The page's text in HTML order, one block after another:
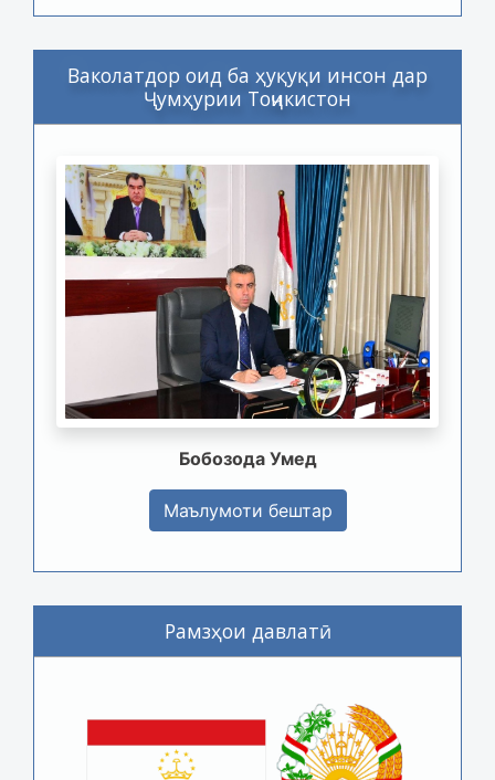
Ваколатдор оид ба ҳуқуқи инсон дар
Ҷумҳурии Тоҷикистон
Бобозода Умед
Маълумоти бештар
Рамзҳои давлатӣ